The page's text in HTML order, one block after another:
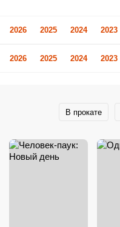
2026 2025 2024 2023
2026 2025 2024 2023
В прокате